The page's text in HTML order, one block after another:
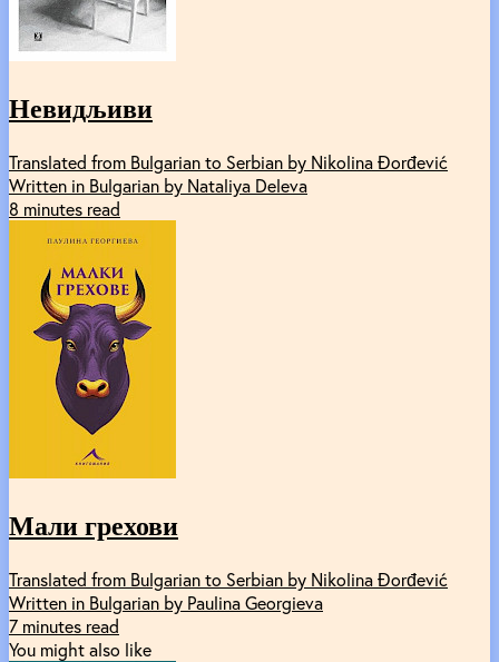
Невидљиви
Translated from Bulgarian to Serbian by Nikolina Đorđević
Written in Bulgarian by Nataliya Deleva
8 minutes read
Мали грехови
Translated from Bulgarian to Serbian by Nikolina Đorđević
Written in Bulgarian by Paulina Georgieva
7 minutes read
You might also like